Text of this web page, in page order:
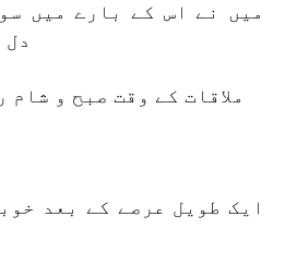
میں نے اس کے بارے میں
دل
ملاقات کے وقت صبح و شام
ایک طویل عرصے کے بعد